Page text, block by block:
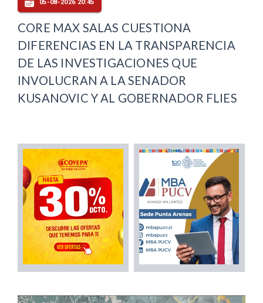
05-08-2026 20:45
CORE MAX SALAS CUESTIONA
DIFERENCIAS EN LA TRANSPARENCIA
DE LAS INVESTIGACIONES QUE
INVOLUCRAN A LA SENADOR
KUSANOVIC Y AL GOBERNADOR FLIES